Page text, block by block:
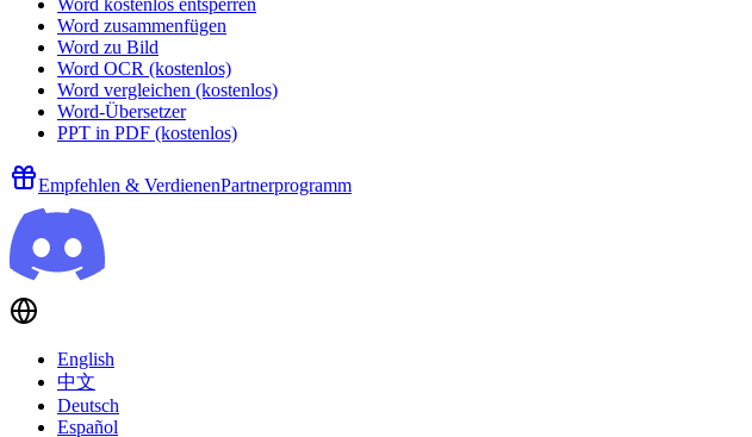
Word kostenlos entsperren
Word zusammenfügen
Word zu Bild
Word OCR (kostenlos)
Word vergleichen (kostenlos)
Word-Übersetzer
PPT in PDF (kostenlos)
Empfehlen & VerdienenPartnerprogramm
English
中文
Deutsch
Español